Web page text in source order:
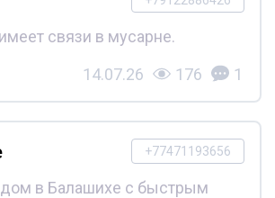
связи в мусарне.
14.07.26 176 1
+77471193656
дом в Балашихе с быстрым